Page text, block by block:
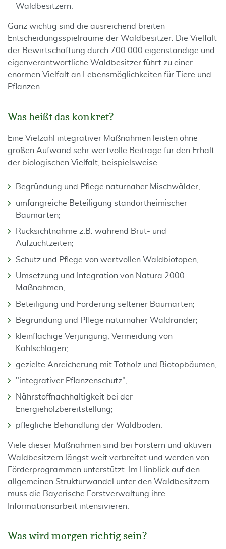
Waldbesitzern.
Ganz wichtig sind die ausreichend breiten
Entscheidungsspielräume der Waldbesitzer. Die Vielfalt
der Bewirtschaftung durch 700.000 eigenständige und
eigenverantwortliche Waldbesitzer führt zu einer
enormen Vielfalt an Lebensmöglichkeiten für Tiere und
Pflanzen.
Was heißt das konkret?
Eine Vielzahl integrativer Maßnahmen leisten ohne
großen Aufwand sehr wertvolle Beiträge für den Erhalt
der biologischen Vielfalt, beispielsweise:
Begründung und Pflege naturnaher Mischwälder;
umfangreiche Beteiligung standortheimischer
Baumarten;
Rücksichtnahme z.B. während Brut- und
Aufzuchtzeiten;
Schutz und Pflege von wertvollen Waldbiotopen;
Umsetzung und Integration von Natura 2000-
Maßnahmen;
Beteiligung und Förderung seltener Baumarten;
Begründung und Pflege naturnaher Waldränder;
kleinflächige Verjüngung, Vermeidung von
Kahlschlägen;
gezielte Anreicherung mit Totholz und Biotopbäumen;
"integrativer Pflanzenschutz";
Nährstoffnachhaltigkeit bei der
Energieholzbereitstellung;
pflegliche Behandlung der Waldböden.
Viele dieser Maßnahmen sind bei Förstern und aktiven
Waldbesitzern längst weit verbreitet und werden von
Förderprogrammen unterstützt. Im Hinblick auf den
allgemeinen Strukturwandel unter den Waldbesitzern
muss die Bayerische Forstverwaltung ihre
Informationsarbeit intensivieren.
Was wird morgen richtig sein?